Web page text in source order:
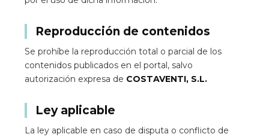
Reproducción de contenidos
Se prohíbe la reproducción total o parcial de los
contenidos publicados en el portal, salvo
autorización expresa de COSTAVENTI, S.L.
Ley aplicable
La ley aplicable en caso de disputa o conflicto de